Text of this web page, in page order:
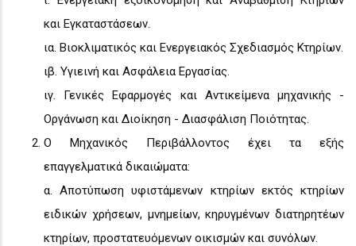
και Εγκαταστάσεων.
ια. Βιοκλιματικός και Ενεργειακός Σχεδιασμός Κτηρίων.
ιβ. Υγιεινή και Ασφάλεια Εργασίας.
ιγ. Γενικές Εφαρμογές και Αντικείμενα μηχανικής -
Οργάνωση και Διοίκηση - Διασφάλιση Ποιότητας.
Ο Μηχανικός Περιβάλλοντος έχει τα εξής
επαγγελματικά δικαιώματα:
α. Αποτύπωση υφιστάμενων κτηρίων εκτός κτηρίων
ειδικών χρήσεων, μνημείων, κηρυγμένων διατηρητέων
κτηρίων, προστατευόμενων οικισμών και συνόλων.